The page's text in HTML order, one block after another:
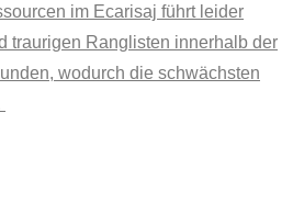
im Ecarisaj führt leider
traurigen Ranglisten innerhalb der
wodurch die schwächsten